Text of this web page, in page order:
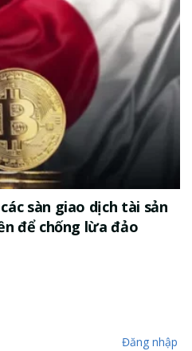
sàn giao dịch tài sản
để chống lừa đảo
Đăng nhập